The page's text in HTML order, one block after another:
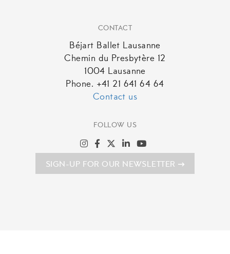
CONTACT
Béjart Ballet Lausanne
Chemin du Presbytère 12
1004 Lausanne
Phone. +41 21 641 64 64
Contact us
FOLLOW US
SIGN-UP FOR OUR NEWSLETTER